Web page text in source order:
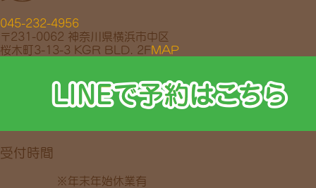
045-232-4956
〒231-0062 神奈川県横浜市中区
桜木町3-13-3 KGR BLD. 2FMAP
受付時間
※年末年始休業有